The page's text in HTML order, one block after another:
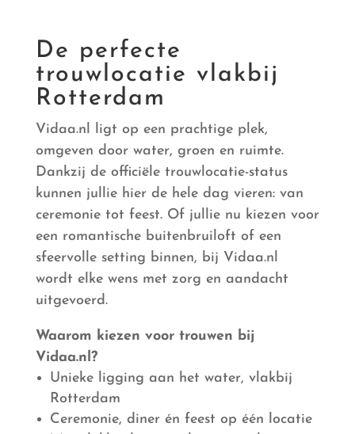
De perfecte
trouwlocatie vlakbij
Rotterdam
Vidaa.nl ligt op een prachtige plek,
omgeven door water, groen en ruimte.
Dankzij de officiële trouwlocatie-status
kunnen jullie hier de hele dag vieren: van
ceremonie tot feest. Of jullie nu kiezen voor
een romantische buitenbruiloft of een
sfeervolle setting binnen, bij Vidaa.nl
wordt elke wens met zorg en aandacht
uitgevoerd.
Waarom kiezen voor trouwen bij
Vidaa.nl?
Unieke ligging aan het water, vlakbij
Rotterdam
Ceremonie, diner én feest op één locatie